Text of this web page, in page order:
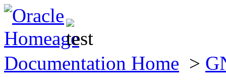
Documentation Home >